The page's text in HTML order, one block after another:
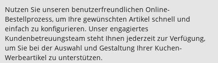
Nutzen Sie unseren benutzerfreundlichen Online-
Bestellprozess, um Ihre gewünschten Artikel schnell und
einfach zu konfigurieren. Unser engagiertes
Kundenbetreuungsteam steht Ihnen jederzeit zur Verfügung,
um Sie bei der Auswahl und Gestaltung Ihrer Kuchen-
Werbeartikel zu unterstützen.